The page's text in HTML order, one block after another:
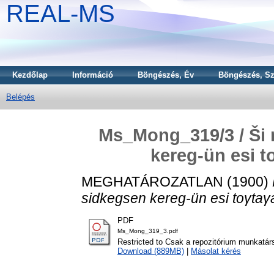
REAL-MS
Kezdőlap Információ Böngészés, Év Böngészés,
Belépés
Ms_Mong_319/3 /
kereg-ün esi
MEGHATÁROZATLAN (1900)
sidkegsen kereg-ün esi
PDF
Ms_Mong_319_3.pdf
Restricted to Csak a repozitórium
Download (889MB)
Másolat kérés